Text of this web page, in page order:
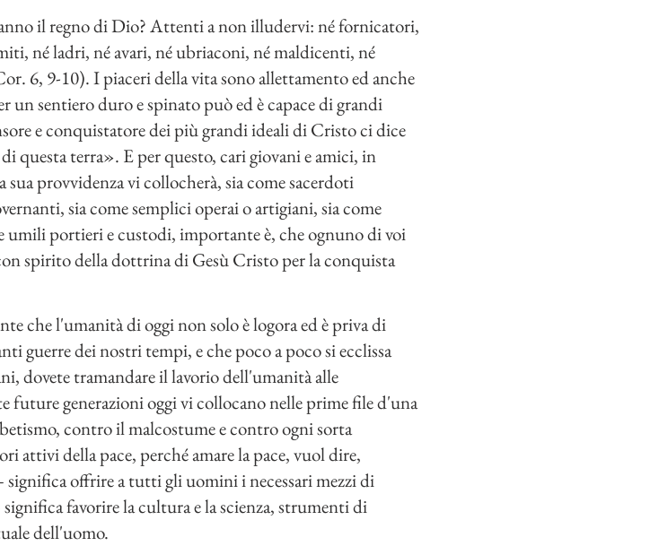
il regno di Dio? Attenti a non illudervi: né fornicatori,
né ladri, né avari, né ubriaconi, né maldicenti, né
6, 9-10). I piaceri della vita sono allettamento ed anche
un sentiero duro e spinato può ed è capace di grandi
e conquistatore dei più grandi ideali di Cristo ci dice
questa terra». E per questo, cari giovani e amici, in
provvidenza vi collocherà, sia come sacerdoti
sia come semplici operai o artigiani, sia come
portieri e custodi, importante è, che ognuno di voi
spirito della dottrina di Gesù Cristo per la conquista
che l'umanità di oggi non solo è logora ed è priva di
guerre dei nostri tempi, e che poco a poco si ecclissa
dovete tramandare il lavorio dell'umanità alle
future generazioni oggi vi collocano nelle prime file d'una
contro il malcostume e contro ogni sorta
attivi della pace, perché amare la pace, vuol dire,
offrire a tutti gli uomini i necessari mezzi di
favorire la cultura e la scienza, strumenti di
dell'uomo.